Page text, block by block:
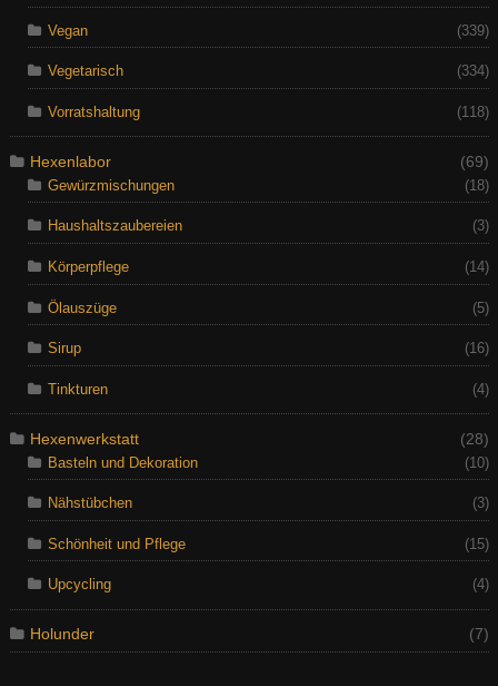
Vegan (339)
Vegetarisch (334)
Vorratshaltung (118)
Hexenlabor
(69)
Gewürzmischungen
(18)
Haushaltszaubereien (3)
Körperpflege (14)
Ölauszüge (5)
Sirup (16)
Tinkturen (4)
Hexenwerkstatt
(28)
Basteln und Dekoration
(10)
Nähstübchen (3)
Schönheit und Pflege (15)
Upcycling (4)
Holunder (7)